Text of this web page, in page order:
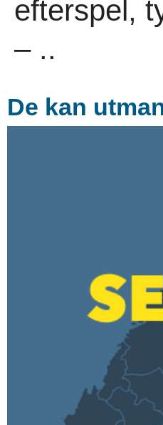
efterspel,
– ..
De kan